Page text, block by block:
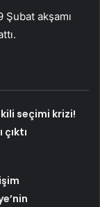
Şubat akşamı
seçimi krizi!